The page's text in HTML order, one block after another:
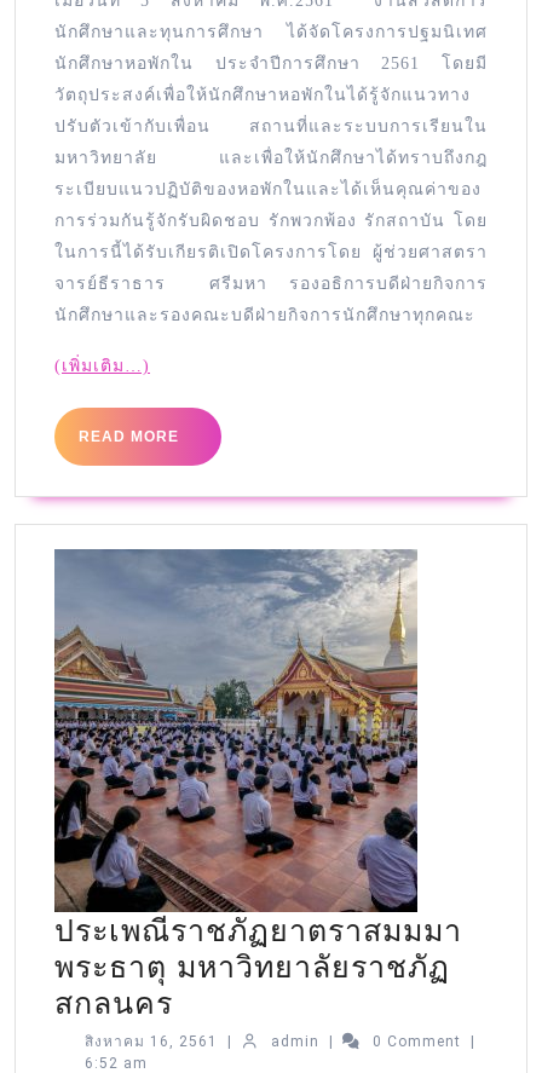
นักศึกษาและทุนการศึกษา ได้จัดโครงการปฐมนิเทศ
นักศึกษาหอพักใน ประจำปีการศึกษา 2561 โดยมี
วัตถุประสงค์เพื่อให้นักศึกษาหอพักในได้รู้จักแนวทาง
ปรับตัวเข้ากับเพื่อน สถานที่และระบบการเรียนใน
มหาวิทยาลัย และเพื่อให้นักศึกษาได้ทราบถึงกฎ
ระเบียบแนวปฏิบัติของหอพักในและได้เห็นคุณค่าของ
การร่วมกันรู้จักรับผิดชอบ รักพวกพ้อง รักสถาบัน โดย
ในการนี้ได้รับเกียรติเปิดโครงการโดย ผู้ช่วยศาสตรา
จารย์ธีราธาร ศรีมหา รองอธิการบดีฝ่ายกิจการ
นักศึกษาและรองคณะบดีฝ่ายกิจการนักศึกษาทุกคณะ
(เพิ่มเติม…)
READ MORE
ประเพณีราชภัฏยาตราสมมมา
พระธาตุ มหาวิทยาลัยราชภัฏ
สกลนคร
สิงหาคม 16, 2561 | admin | 0 Comment
|
6:52 am